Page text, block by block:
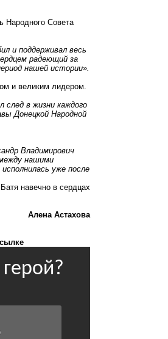
Народного Совета
и поддерживал весь
радеющий за
нашей истории».
и великим лидером.
след в жизни каждого
Донецкой Народной
Владимирович
нашими
уже после
Батя навечно в сердцах
Алена Астахова